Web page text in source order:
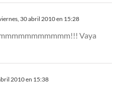
30 abril 2010 en 15:28
Vaya
2010 en 15:38